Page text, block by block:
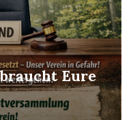
Eure